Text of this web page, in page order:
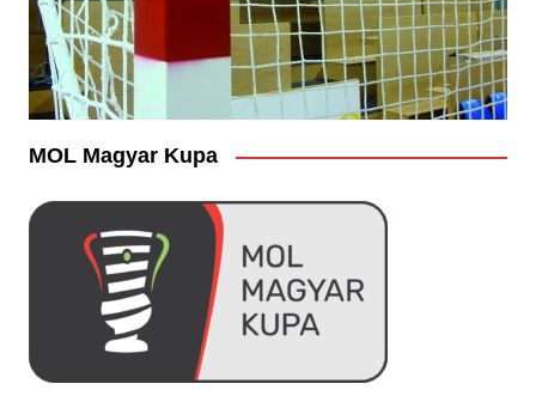
MOL Magyar Kupa